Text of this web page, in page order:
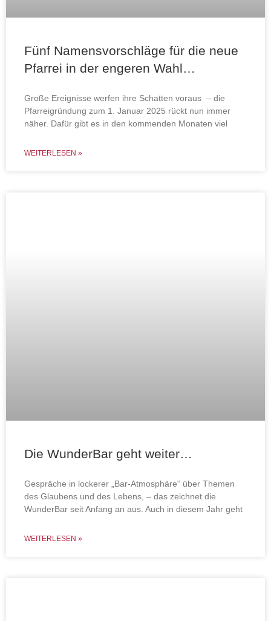
Fünf Namensvorschläge für die neue
Pfarrei in der engeren Wahl…
Große Ereignisse werfen ihre Schatten voraus – die
Pfarreigründung zum 1. Januar 2025 rückt nun immer
näher. Dafür gibt es in den kommenden Monaten viel
WEITERLESEN »